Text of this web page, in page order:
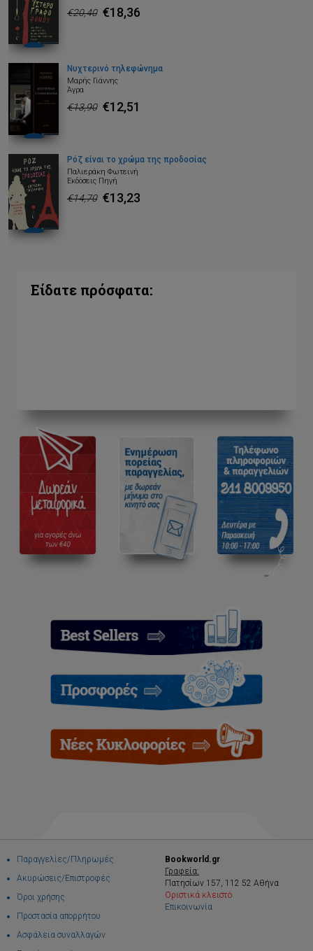
€20,40 €18,36
Νυχτερινό τηλεφώνημα
Μαρής Γιάννης
Άγρα
€13,90 €12,51
Ρόζ είναι το χρώμα της προδοσίας
Παλιεράκη Φωτεινή
Εκδόσεις Πηγή
€14,70 €13,23
Είδατε πρόσφατα:
Παραγγελίες/Πληρωμές
Ακυρώσεις/Επιστροφές
Όροι χρήσης
Προστασία απορρήτου
Ασφάλεια συναλλαγών
Bookworld.gr
Γραφεία:
Πατησίων 157, 112 52 Αθήνα
Οριστικά κλειστό
Επικοινωνία